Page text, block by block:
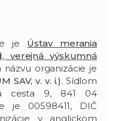
je Ústav merania
verejná výskumná
organizácie je
SAV, v. v. i.). Sídlom
cesta 9, 841 04
je 00598411, DIČ
v anglickom